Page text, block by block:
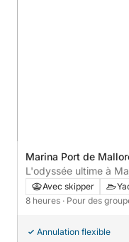
Marina Port de
L'odyssée ultime à
d'exploration d'île en
Avec skipper
8 heures · Pour des
Annulation flexible